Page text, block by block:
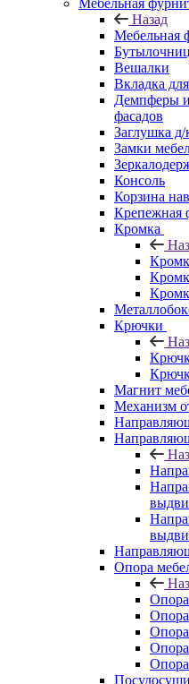
Мебельная
Назад
Мебельная
Вешалки
Вкладка
Демпферы
фасадов
Заглушка
Замки
Консоль
Корзина
Крепежная
Кромка
Крючки
Магнит
Механизм
Опора
Опора
Опора